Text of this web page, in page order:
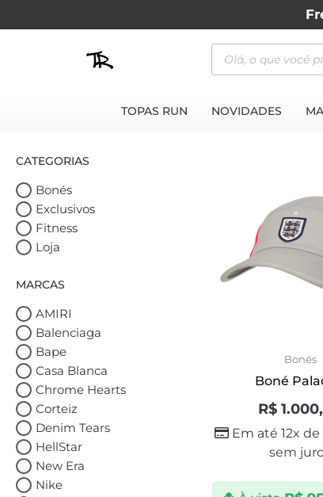
TOPAS RUN NOVIDADES
CATEGORIAS
Bonés
Exclusivos
Fitness
Loja
MARCAS
AMIRI
Balenciaga
Bape
Casa Blanca
Chrome Hearts
Corteiz
Denim Tears
HellStar
New Era
Nike
Bonés
Boné
R$
Em até 12x de
sem